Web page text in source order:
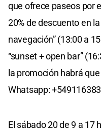
que ofrece paseos por
20% de descuento en
navegación” (13:00 a
“sunset + open bar”
la promoción habrá
Whatsapp:
El sábado 20 de 9 a 17